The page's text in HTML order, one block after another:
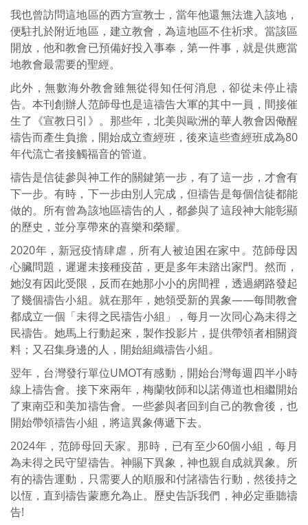
我也曾訪問這地區的西方宣教士，當年他還無法進入該地，
便駐扎於附近地區，建立教會，為這地區不住祈求。當該區
開放，他和教會已預備好投入事奉，第一件事，就是供應當
地教會最需要的聖經。
此外，無數海外教會雖無從得知任何消息，卻從未停止禱
告。本刊創辦人范師母也是這禱告大軍的其中一員，間接催
生了《宣教日引》。那些年，北美與歐洲的華人教會因儆醒
禱告而產生負擔，開始成立查經班，後來這些查經班成為80
年代流亡者接觸福音的管道。
禱告是信徒參與神工作的關鍵第一步，有了這一步，才會有
下一步。有時，下一步由別人完成，但禱告是每個信徒都能
做的。所有曾為該地區禱告的人，都參與了這段神大能彰顯
的歷史，並分享帶來的喜樂和榮耀。
2020年，新冠疫情肆虐，所有人被迫困在家中。范師母因
心臟問題，遲遲未接種疫苗，更是多年未踏出家門。然而，
她沒有因此受限，反而在她那小小的房間裡，透過網路發起
了幾個禱告小組。就在那年，她領受新的異象——每間教會
都成立一個「未得之民禱告小組」，每月一次同心為未得之
民禱告。她馬上行動起來，製作投影片，提供帶領者相關資
料；又召集身邊的人，開始組織禱告小組。
翌年，台灣發行單位UMOT有感動，開始台灣每週四半小時
線上禱告會。接下來兩年，梅蘭牧師和以諾傳道也相繼開始
了東南亞和美加禱告會。一些參與者回到自己的教會後，也
開始帶領禱告小組，將這異象傳遞下去。
2024年，范師母回天家。那時，已有至少60個小組，每月
為未得之民守望禱告。神賜下異象，神也親自成就異象。所
有的禱告運動，只需要人的順服和付諸禱告行動，然後持之
以恆，直到禱告蒙應允為止。歷史告訴我們，神必定垂聽禱
告!